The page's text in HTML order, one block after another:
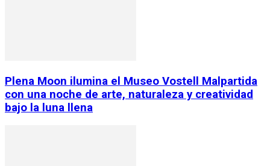
Plena Moon ilumina el Museo Vostell Malpartida
con una noche de arte, naturaleza y creatividad
bajo la luna llena